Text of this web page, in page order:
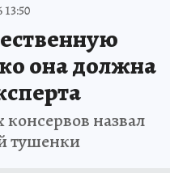
она должна
назвал
тушенки